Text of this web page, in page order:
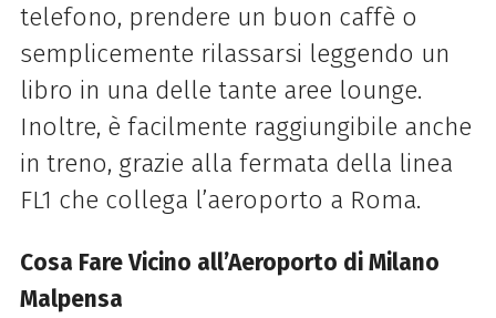
telefono, prendere un buon caffè o
semplicemente rilassarsi leggendo un
libro in una delle tante aree lounge.
Inoltre, è facilmente raggiungibile anche
in treno, grazie alla fermata della linea
FL1 che collega l’aeroporto a Roma.
Cosa Fare Vicino all’Aeroporto di Milano
Malpensa